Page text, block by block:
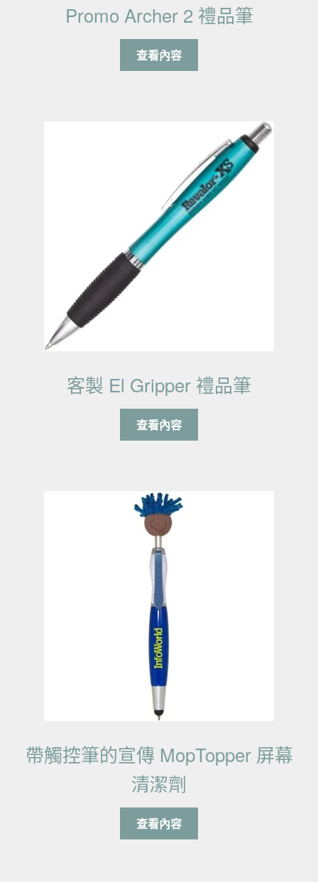
Promo Archer 2 禮品筆
查看內容
客製 El Gripper 禮品筆
查看內容
帶觸控筆的宣傳 MopTopper 屏幕
清潔劑
查看內容